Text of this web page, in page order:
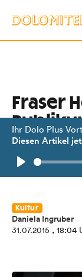
Ihr Dolo Plus
Diesen Artikel
Play
Fraser
Der
bei Olala
Kultur
Daniela Ingruber
31.07.2015 , 18:04